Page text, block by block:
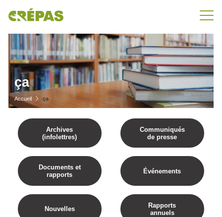
ça
Accueil ça
Archives
(infolettres)
Communiqués
de presse
Documents et
rapports
Événements
Nouvelles
Rapports
annuels